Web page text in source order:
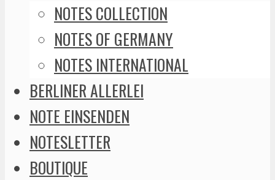
NOTES COLLECTION
NOTES OF GERMANY
NOTES INTERNATIONAL
BERLINER ALLERLEI
NOTE EINSENDEN
NOTESLETTER
BOUTIQUE